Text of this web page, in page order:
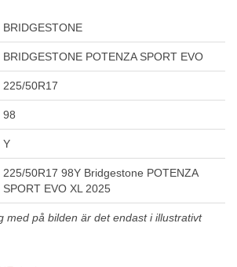
BRIDGESTONE
BRIDGESTONE POTENZA SPORT EVO
225/50R17
98
Y
225/50R17 98Y Bridgestone POTENZA
SPORT EVO XL 2025
med på bilden är det endast i illustrativt